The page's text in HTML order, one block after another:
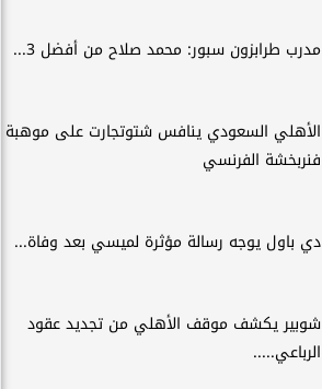
مدرب طرابزون سبور: محمد صلاح من أفضل 3...
الأهلي السعودي ينافس شتوتجارت على موهبة
فنربخشة الفرنسي
دي باول يوجه رسالة مؤثرة لميسي بعد وفاة...
شوبير يكشف موقف الأهلي من تجديد عقود
الرباعي.....